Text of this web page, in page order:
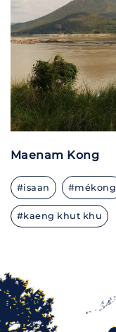
Maenam Kong
#isaan #mékong
#kaeng khut khu